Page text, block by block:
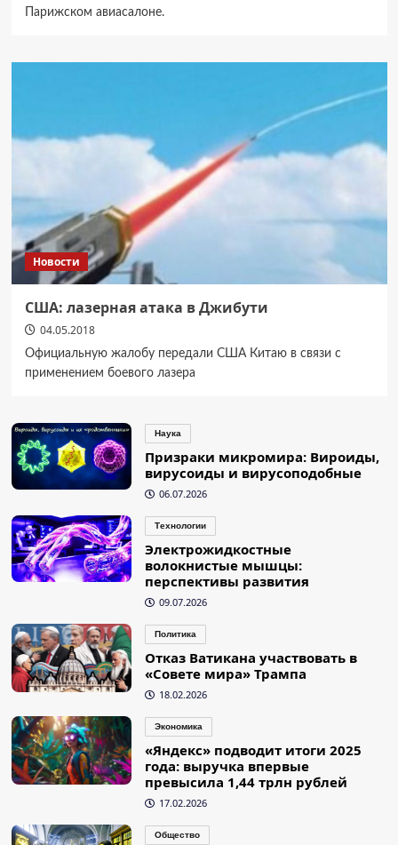
Парижском авиасалоне.
Новости
США: лазерная атака в Джибути
04.05.2018
Официальную жалобу передали США Китаю в связи с
применением боевого лазера
Наука
Призраки микромира: Вироиды,
вирусоиды и вирусоподобные
06.07.2026
Технологии
Электрожидкостные
волокнистые мышцы:
перспективы развития
09.07.2026
Политика
Отказ Ватикана участвовать в
«Совете мира» Трампа
18.02.2026
Экономика
«Яндекс» подводит итоги 2025
года: выручка впервые
превысила 1,44 трлн рублей
17.02.2026
Общество